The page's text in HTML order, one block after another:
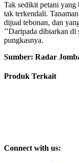
Tak sedikit petani yang
tak terkendali.
dijual tebonan, dan
’’Daripada dibiarkan
pungkasnya.
Sumber: Radar
Produk Terkait
Connect with us: